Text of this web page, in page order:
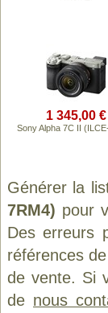
1 345,00 €
Sony Alpha 7C II
Générer la
7RM4) pour
Des erreurs
références
de vente. Si
de nous